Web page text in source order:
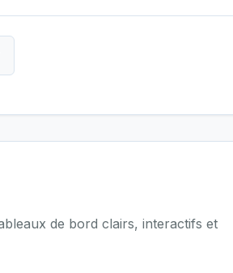
de bord clairs, interactifs et